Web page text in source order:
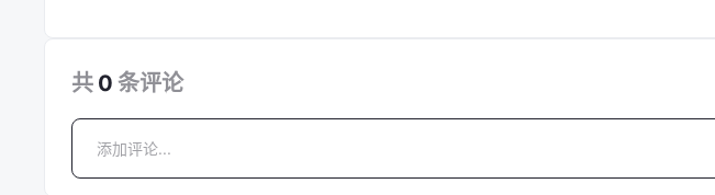
共 0 条评论